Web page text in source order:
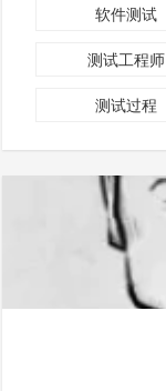
软件测试
测试工程师
测试过程